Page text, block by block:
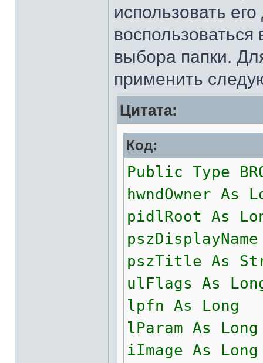
использовать
выбора папки.
применить
Цитата:
Код:
Public Type
hwndOwner As
pidlRoot As
pszTitle As
ulFlags As
lpfn As Long
lParam As Long
iImage As Long